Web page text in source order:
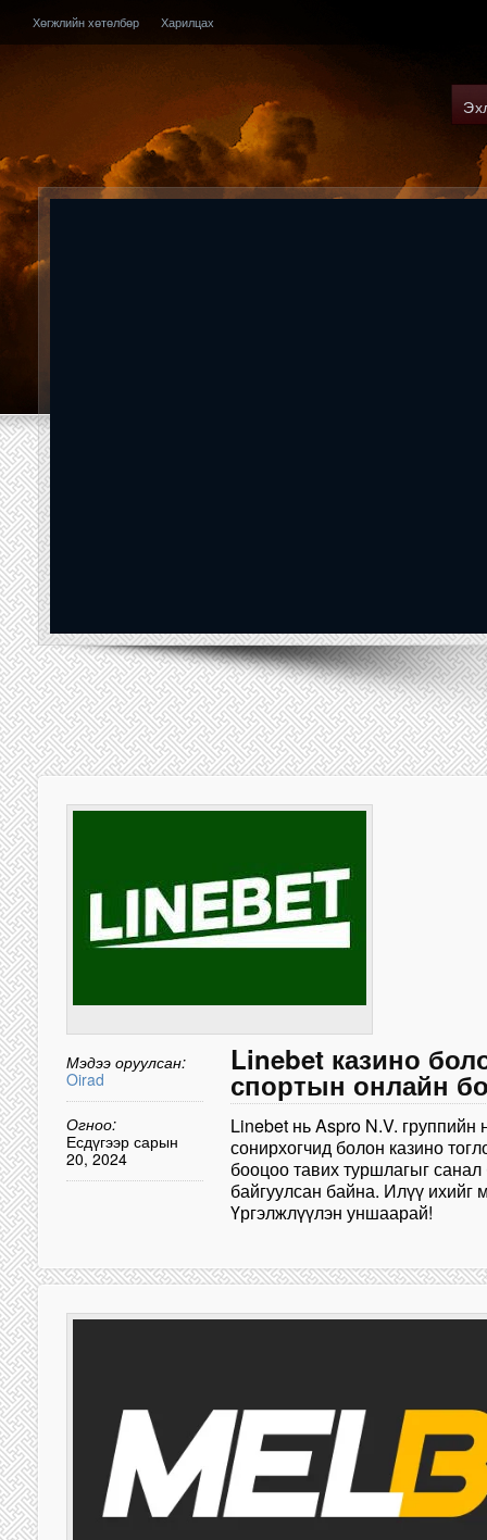
Хөгжлийн хөтөлбөр Харилцах
Мэдээ оруулсан:
Oirad
Огноо:
Есдүгээр сарын
20, 2024
Linebet казино
спортын онлайн
Linebet нь Aspro N.V. группийн
сонирхогчид болон казино
бооцоо тавих туршлагыг
байгуулсан байна. Илүү ихийг
Үргэлжлүүлэн уншаарай!